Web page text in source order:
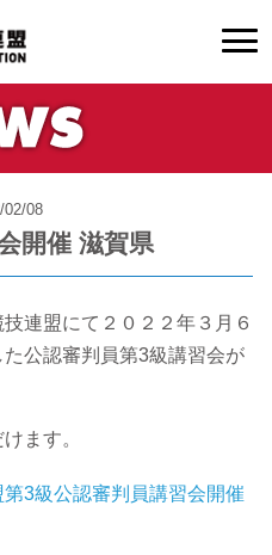
02/08
開催 滋賀県
連盟にて２０２２年３月６
公認審判員第3級講習会が
ます。
第3級公認審判員講習会開催